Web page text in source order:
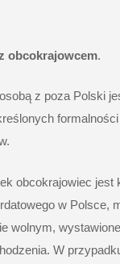
obcokrajowcem.
z poza Polski
obcokrajowiec jest
w Polsce,
wolnym,
W